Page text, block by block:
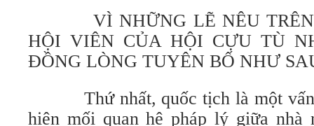
VÌ NHỮNG LẼ NÊU TRÊN,
HỘI VIÊN CỦA HỘI CỰU TÙ
ĐỒNG LÒNG TUYÊN BỐ NHƯ
Thứ nhất, quốc tịch là một vấn
hiện mối quan hệ pháp lý giữa nhà